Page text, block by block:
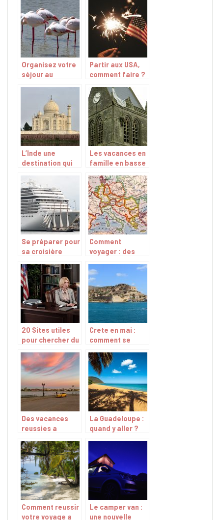
Organisez votre
séjour au
Partir aux USA,
comment faire ?
L’Inde une
destination qui
autant : Visitez
la ville de Kasol
Les vacances en
famille en basse
Se préparer pour
sa croisière
Comment
voyager : des
voyager
autrement
20 Sites utiles
pour chercher du
Etats-Unis
Crete en mai :
comment se
le prix des billets
et les activites ?
Des vacances
reussies a
La Guadeloupe :
quand y aller ?
Comment reussir
votre voyage a
Le camper van :
une nouvelle